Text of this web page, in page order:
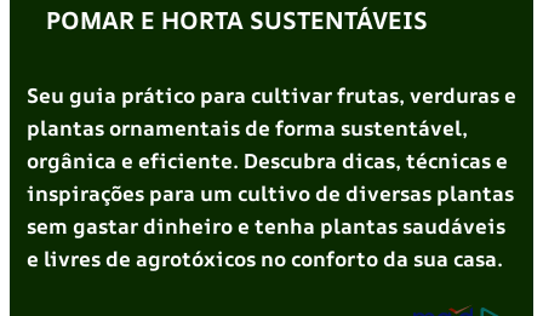
POMAR E HORTA SUSTENTÁVEIS
Seu guia prático para cultivar frutas, verduras e
plantas ornamentais de forma sustentável,
orgânica e eficiente. Descubra dicas, técnicas e
inspirações para um cultivo de diversas plantas
sem gastar dinheiro e tenha plantas saudáveis
e livres de agrotóxicos no conforto da sua casa.